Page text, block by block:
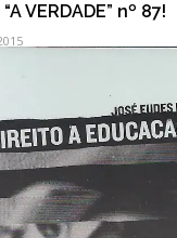
VERDADE” nº 87!